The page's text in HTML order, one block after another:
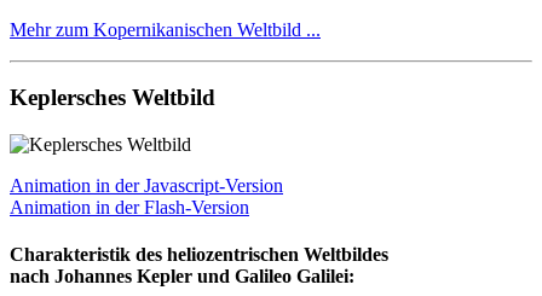
Mehr zum Kopernikanischen Weltbild ...
Keplersches Weltbild
Animation in der Javascript-Version
Animation in der Flash-Version
Charakteristik des heliozentrischen Weltbildes
nach Johannes Kepler und Galileo Galilei: